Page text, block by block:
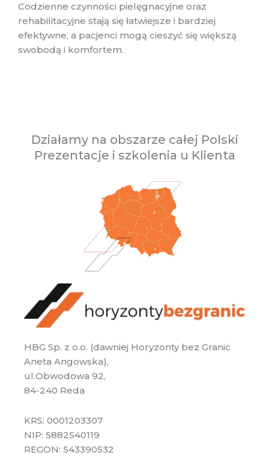
Codzienne czynności pielęgnacyjne oraz
rehabilitacyjne stają się łatwiejsze i bardziej
efektywne, a pacjenci mogą cieszyć się większą
swobodą i komfortem.
Działamy na obszarze całej Polski
Prezentacje i szkolenia u Klienta
HBG Sp. z o.o. (dawniej Horyzonty bez Granic
Aneta Angowska),
ul.Obwodowa 92,
84-240 Reda
KRS: 0001203307
NIP: 5882540119
REGON: 543390532